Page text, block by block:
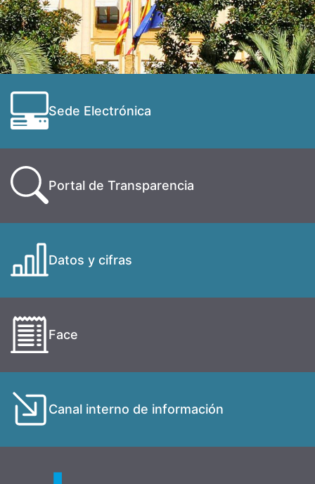
Sede Electrónica
Portal de Transparencia
Datos y cifras
Face
Canal interno de información